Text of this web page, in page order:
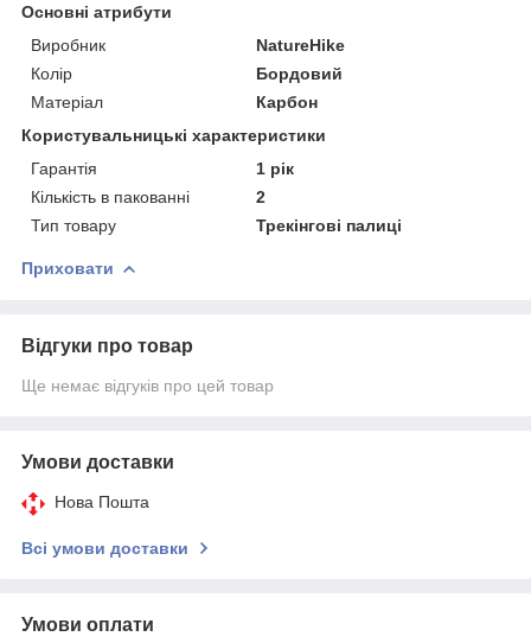
Основні атрибути
Виробник
NatureHike
Колір
Бордовий
Матеріал
Карбон
Користувальницькі характеристики
Гарантія
1 рік
Кількість в пакованні
2
Тип товару
Трекінгові палиці
Приховати
Відгуки про товар
Ще немає відгуків про цей товар
Умови доставки
Нова Пошта
Всі умови доставки
Умови оплати